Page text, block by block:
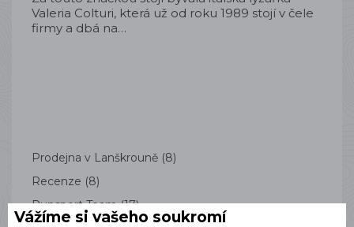
Valeria Colturi, která už od roku 1989 stojí v čele
firmy a dbá na…
Prodejna v Lanškrouně (8)
Recenze (8)
Runsport Team(17)
Vážíme si vašeho soukromí